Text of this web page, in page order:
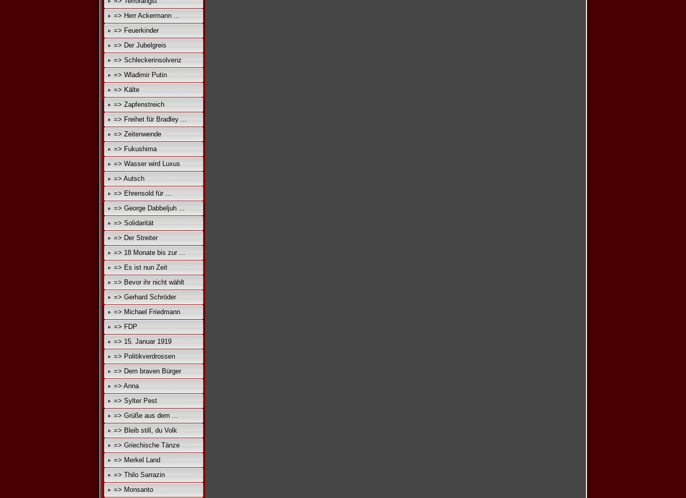
=> Herr Ackermann ...
=> Feuerkinder
=> Der Jubelgreis
=> Schleckerinsolvenz
=> Wladimir Putin
=> Kälte
=> Zapfenstreich
=> Freihet für Bradley ...
=> Zeitenwende
=> Fukushima
=> Wasser wird Luxus
=> Autsch
=> Ehrensold für ...
=> George Dabbeljuh ...
=> Solidarität
=> Der Streiter
=> 18 Monate bis zur ...
=> Es ist nun Zeit
=> Bevor ihr nicht wählt
=> Gerhard Schröder
=> Michael Friedmann
=> FDP
=> 15. Januar 1919
=> Politikverdrossen
=> Dem braven Bürger
=> Anna
=> Sylter Pest
=> Grüße aus dem ...
=> Bleib still, du Volk
=> Griechische Tänze
=> Merkel Land
=> Thilo Sarrazin
=> Monsanto